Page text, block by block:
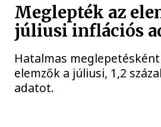
Meglepték az
júliusi inflációs
Hatalmas
elemzők a júliusi, 1,2
adatot.